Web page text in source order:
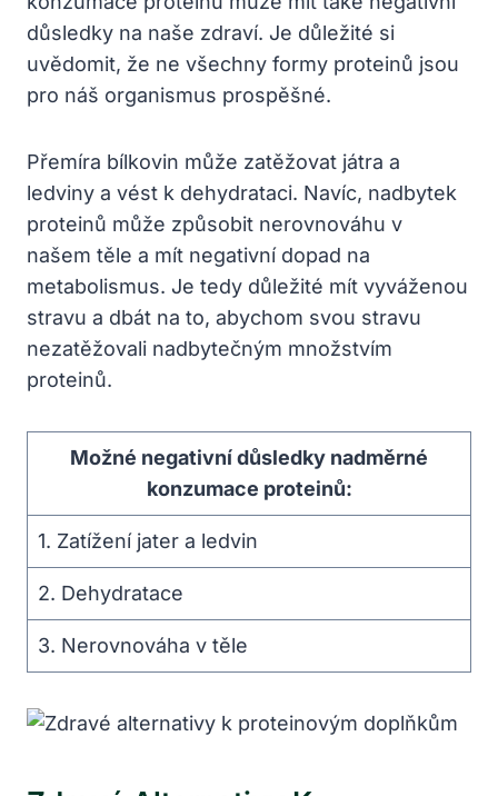
důsledky na naše zdraví. Je důležité si
uvědomit, že ne všechny formy proteinů jsou
pro náš organismus prospěšné.
Přemíra bílkovin může zatěžovat játra a
ledviny a vést k dehydrataci. Navíc, nadbytek
proteinů může způsobit nerovnováhu v
našem těle a mít negativní dopad na
metabolismus. Je tedy důležité mít vyváženou
stravu a dbát na to, abychom svou stravu
nezatěžovali nadbytečným množstvím
proteinů.
Možné negativní důsledky nadměrné
konzumace proteinů:
1. Zatížení jater a ledvin
2. Dehydratace
3. Nerovnováha v těle